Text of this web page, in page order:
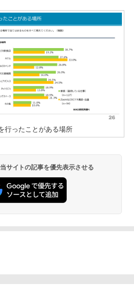
行ったことがある場所
サイトの記事を優先表示させる